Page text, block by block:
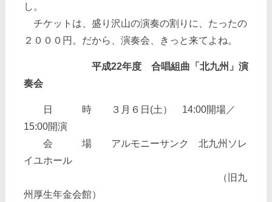
し。
チケットは、盛り沢山の演奏の割りに、たったの
２０００円。だから、演奏会、きっと来てよね。
平成22年度 合唱組曲「北九州」演
奏会
日 時 ３月６日(土） 14:00開場／
15:00開演
会 場 アルモニーサンク 北九州ソレ
イユホール
（旧九
州厚生年金会館）